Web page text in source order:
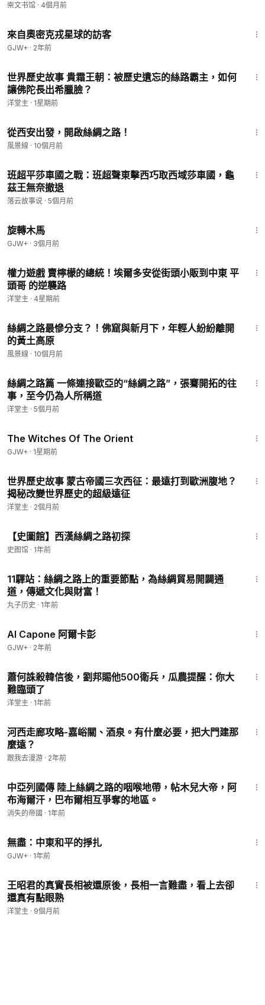
崇文书馆 · 4個月前
來自奧密克戎星球的訪客
GJW+ · 2年前
世界歷史故事 貴霜王朝：被歷史遺忘的絲路霸主，如何
讓佛陀長出希臘臉？
洋堂主 · 1星期前
從西安出發，開啟絲綢之路！
風景線 · 10個月前
班超平莎車國之戰：班超聲東擊西巧取西域莎車國，龜
茲王無奈撤退
落云故事说 · 5個月前
旋轉木馬
GJW+ · 3個月前
權力遊戲 賣檸檬的總統！埃爾多安從街頭小販到中東 平
頭哥 的逆襲路
洋堂主 · 4星期前
絲綢之路最慘分支？！佛窟與新月下，年輕人紛紛離開
的黃土高原
風景線 · 10個月前
絲綢之路篇 一條連接歐亞的“絲綢之路”，張騫開拓的往
事，至今仍為人所稱道
洋堂主 · 5個月前
The Witches Of The Orient
GJW+ · 1星期前
世界歷史故事 蒙古帝國三次西征：最遠打到歐洲腹地？
揭秘改變世界歷史的超級遠征
洋堂主 · 2個月前
【史圖館】西漢絲綢之路初探
史图馆 · 1年前
11驛站：絲綢之路上的重要節點，為絲綢貿易開闢通
道，傳遞文化與財富！
丸子历史 · 1年前
Al Capone 阿爾卡彭
GJW+ · 2年前
蕭何誅殺韓信後，劉邦賜他500衛兵，瓜農提醒：你大
難臨頭了
洋堂主 · 1年前
河西走廊攻略-嘉峪關、酒泉。有什麼必要，把大門建那
麼遠？
跟我去漫游 · 2年前
中亞列國傳 陸上絲綢之路的咽喉地帶，帖木兒大帝，阿
布海爾汗，巴布爾相互爭奪的地區。
消失的帝國 · 1年前
無盡：中東和平的掙扎
GJW+ · 1年前
王昭君的真實長相被還原後，長相一言難盡，看上去卻
還真有點眼熟
洋堂主 · 9個月前